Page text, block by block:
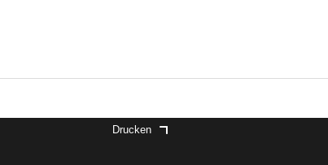
Drucken